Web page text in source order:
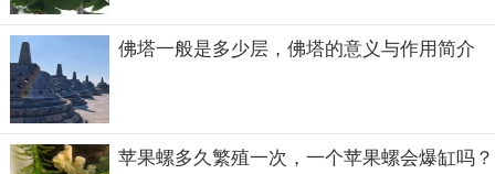
佛塔一般是多少层，佛塔的意义与作用简介
苹果螺多久繁殖一次，一个苹果螺会爆缸吗？